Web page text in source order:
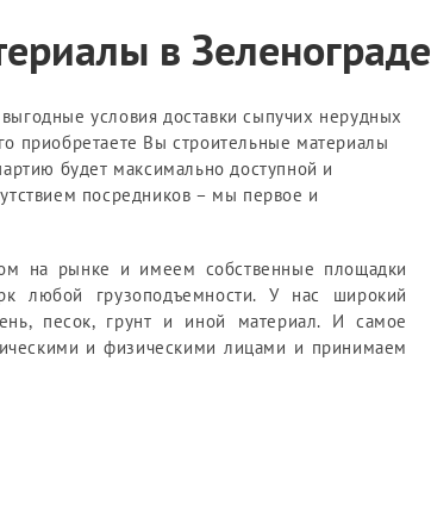
песок
песок
песок
песок
песок
Планировочный грунт
Плодородный грунт
Торф
Чернозем
Грунт в Биг Бегах
в Зеленограде
условия доставки сыпучих нерудных
приобретаете Вы строительные материалы
будет максимально доступной и
посредников – мы первое и
на рынке и имеем собственные площадки
любой грузоподъемности. У нас широкий
песок, грунт и иной материал. И самое
и физическими лицами и принимаем